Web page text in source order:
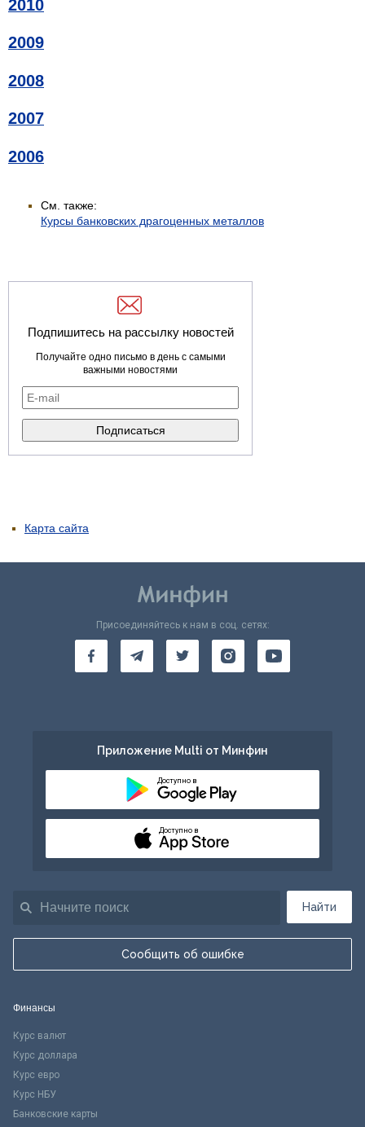
2010
2009
2008
2007
2006
См. также:
Курсы банковских драгоценных металлов
Подпишитесь на рассылку новостей
Получайте одно письмо в день с самыми
важными новостями
Карта сайта
Найти
Сообщить об ошибке
Присоединяйтесь к нам в соц. сетях:
Приложение Multi от Минфин
Доступно в
Доступно в
Финансы
Курс валют
Курс доллара
Курс евро
Курс НБУ
Банковские карты